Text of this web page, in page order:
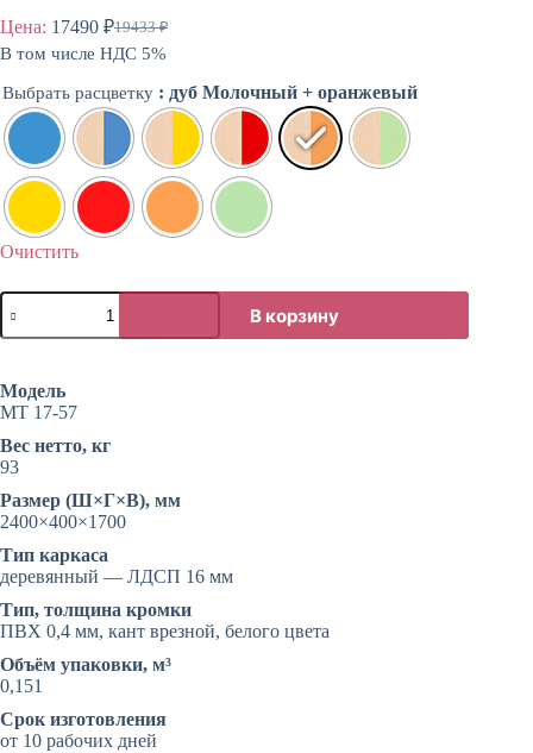
Цена: 19433₽
Первоначальная
цена
19433 ₽.
17490 ₽Текущая
цена:
В том числе НДС 5%
Выбрать расцветку : дуб Молочный + оранжевый
Очистить
Количество
товара
Игровая
модульная»
В корзину
Модель
МТ 17-57
Вес нетто, кг
93
Размер (Ш×Г×В), мм
2400×400×1700
Тип каркаса
деревянный — ЛДСП 16 мм
Тип, толщина кромки
ПВХ 0,4 мм, кант врезной, белого цвета
Объём упаковки, м³
0,151
Срок изготовления
от 10 рабочих дней